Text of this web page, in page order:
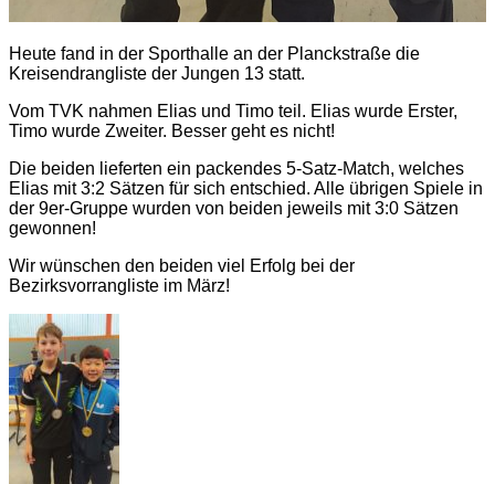
Heute fand in der Sporthalle an der Planckstraße die
Kreisendrangliste der Jungen 13 statt.
Vom TVK nahmen Elias und Timo teil. Elias wurde Erster,
Timo wurde Zweiter. Besser geht es nicht!
Die beiden lieferten ein packendes 5-Satz-Match, welches
Elias mit 3:2 Sätzen für sich entschied. Alle übrigen Spiele in
der 9er-Gruppe wurden von beiden jeweils mit 3:0 Sätzen
gewonnen!
Wir wünschen den beiden viel Erfolg bei der
Bezirksvorrangliste im März!